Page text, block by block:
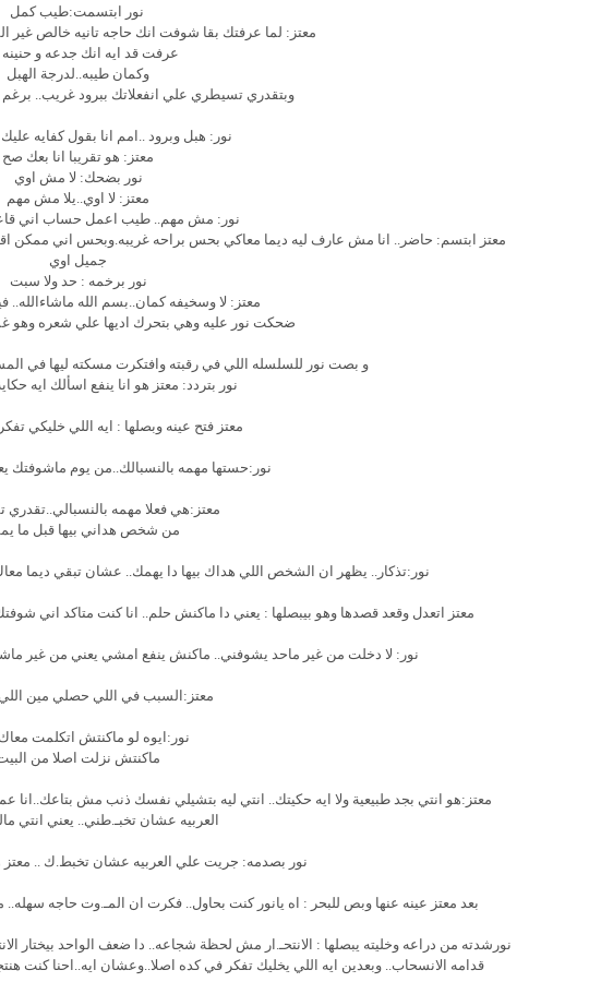
نور ابتسمت:طيب كمل
معتز: لما عرفتك بقا شوفت انك حاجه تانيه خالص غير
عرفت قد ايه انك جدعه و
وكمان طيبه..لدرجة الهبل
وبتقدري تسيطري علي انفعلاتك ببرود غريب..
نور: هبل وبرود ..امم انا بقول كفايه
معتز: هو تقريبا انا بعك صح
نور بضحك: لا مش اوي
معتز: لا اوي..يلا مش مهم
نور: مش مهم.. طيب اعمل حساب اني
معتز ابتسم: حاضر.. انا مش عارف ليه ديما معاكي بحس براحه غريبه.وبحس اني ممكن
جميل اوي
نور برخمه : حد ولا سبت
معتز: لا وسخيفه كمان..بسم الله
ضحكت نور عليه وهي بتحرك اديها علي شعره وهو
و بصت نور للسلسله اللي في رقبته وافتكرت مسكته ليها في
نور بتردد: معتز هو انا ينفع اسألك ايه
معتز فتح عينه وبصلها : ايه اللي خليكي
نور:حستها مهمه بالنسبالك..من يوم ماشوفتك
معتز:هي فعلا مهمه بالنسبالي..تقدري
من شخص هداني بيها قبل ما
نور:تذكار.. يظهر ان الشخص اللي هداك بيها دا يهمك.. عشان تبقي ديما
معتز اتعدل وقعد قصدها وهو بيبصلها : يعني دا ماكنش حلم.. انا كنت متاكد اني
نور: لا دخلت من غير ماحد يشوفني.. ماكنش ينفع امشي يعني من غير
معتز:السبب في اللي حصلي مين
نور:ايوه لو ماكنتش اتكلمت
ماكنتش نزلت اصلا من
معتز:هو انتي بجد طبيعية ولا ايه حكيتك.. انتي ليه بتشيلي نفسك ذنب مش بتاعك..انا
العربيه عشان تخبـ.طني.. يعني انتي
نور بصدمه: جريت علي العربيه عشان تخبط.ك .. معتز
بعد معتز عينه عنها وبص للبحر : اه يانور كنت بحاول.. فكرت ان المـ.وت حاجه
نورشدته من دراعه وخليته يبصلها : الانتحـ.ار مش لحظة شجاعه.. دا ضعف الواحد بيختار
قدامه الانسحاب.. وبعدين ايه اللي يخليك تفكر في كده اصلا..وعشان ايه..احنا كنت